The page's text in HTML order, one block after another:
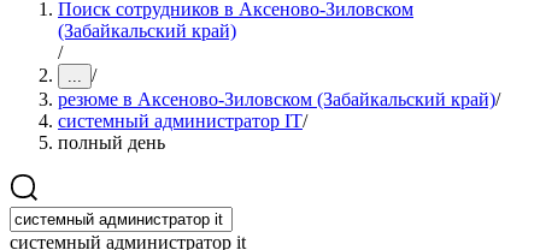
Поиск сотрудников в Аксеново-Зиловском
(Забайкальский край)
/
... /
резюме в Аксеново-Зиловском (Забайкальский край)/
системный администратор IT/
полный день
системный администратор it